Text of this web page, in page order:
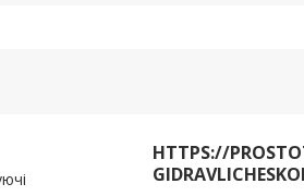
HTTPS://